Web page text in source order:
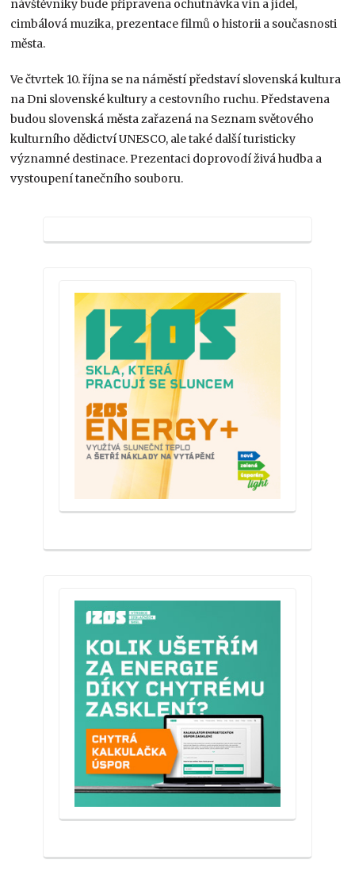
návštěvníky bude připravena ochutnávka vín a jídel,
cimbálová muzika, prezentace filmů o historii a současnosti
města.
Ve čtvrtek 10. října se na náměstí představí slovenská kultura
na Dni slovenské kultury a cestovního ruchu. Představena
budou slovenská města zařazená na Seznam světového
kulturního dědictví UNESCO, ale také další turisticky
významné destinace. Prezentaci doprovodí živá hudba a
vystoupení tanečního souboru.